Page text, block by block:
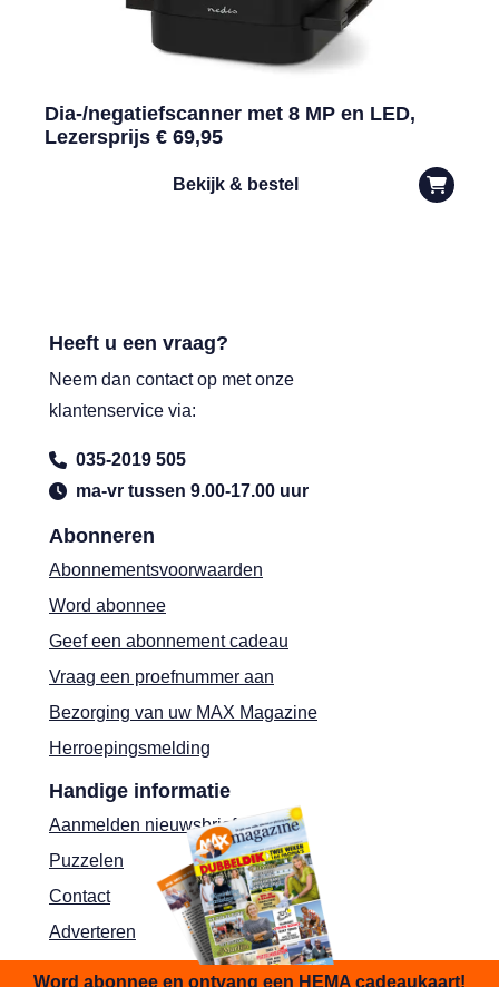
Dia-/negatiefscanner met 8 MP en LED,
Lezersprijs € 69,95
Bekijk & bestel
Abonneren
Abonnementsvoorwaarden
Word abonnee
Geef een abonnement cadeau
Vraag een proefnummer aan
Bezorging van uw MAX Magazine
Herroepingsmelding
Handige informatie
Aanmelden nieuwsbrief
Puzzelen
Contact
Adverteren
Heeft u een vraag?
Neem dan contact op met onze
klantenservice via:
035-2019 505
ma-vr tussen 9.00-17.00 uur
Word abonnee en ontvang een HEMA cadeaukaart!